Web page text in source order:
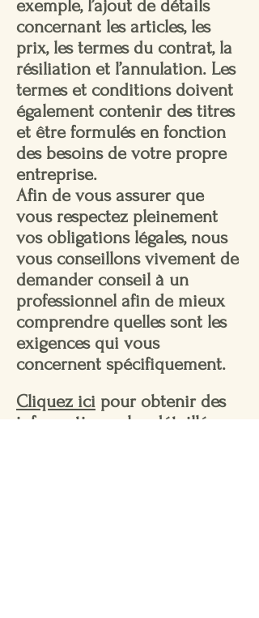
exemple, l’ajout de détails
concernant les articles, les
prix, les termes du contrat, la
résiliation et l’annulation. Les
termes et conditions doivent
également contenir des titres
et être formulés en fonction
des besoins de votre propre
entreprise.
Afin de vous assurer que
vous respectez pleinement
vos obligations légales, nous
vous conseillons vivement de
demander conseil à un
professionnel afin de mieux
comprendre quelles sont les
exigences qui vous
concernent spécifiquement.
Cliquez ici pour obtenir des
informations plus détaillées